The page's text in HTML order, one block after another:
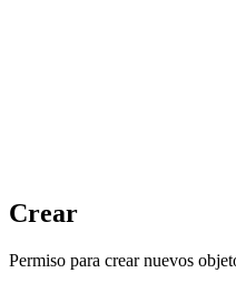
Crear
Permiso para crear nuevos